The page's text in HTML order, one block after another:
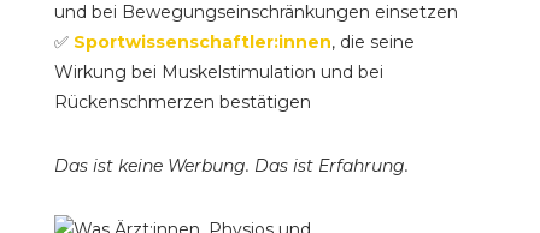
und bei Bewegungseinschränkungen einsetzen
✅ Sportwissenschaftler:innen, die seine
Wirkung bei Muskelstimulation und bei
Rückenschmerzen bestätigen
Das ist keine Werbung. Das ist Erfahrung.